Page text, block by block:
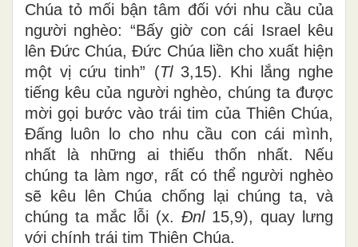
Chúa tỏ mối bận tâm đối với nhu cầu của
người nghèo: “Bấy giờ con cái Israel kêu
lên Đức Chúa, Đức Chúa liền cho xuất hiện
một vị cứu tinh” (Tl3,15). Khi lắng nghe
tiếng kêu của người nghèo, chúng ta được
mời gọi bước vào trái tim của Thiên Chúa,
Đấng luôn lo cho nhu cầu con cái mình,
nhất là những ai thiếu thốn nhất. Nếu
chúng ta làm ngơ, rất có thể người nghèo
sẽ kêu lên Chúa chống lại chúng ta, và
chúng ta mắc lỗi (x. Đnl15,9), quay lưng
với chính trái tim Thiên Chúa.